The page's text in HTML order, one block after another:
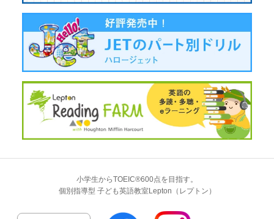
小学生からTOEIC®600点を目指す。
個別指導型 子ども英語教室Lepton（レプトン）